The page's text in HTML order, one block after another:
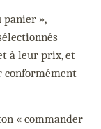
panier »,
à leur prix, et
conformément
« commander